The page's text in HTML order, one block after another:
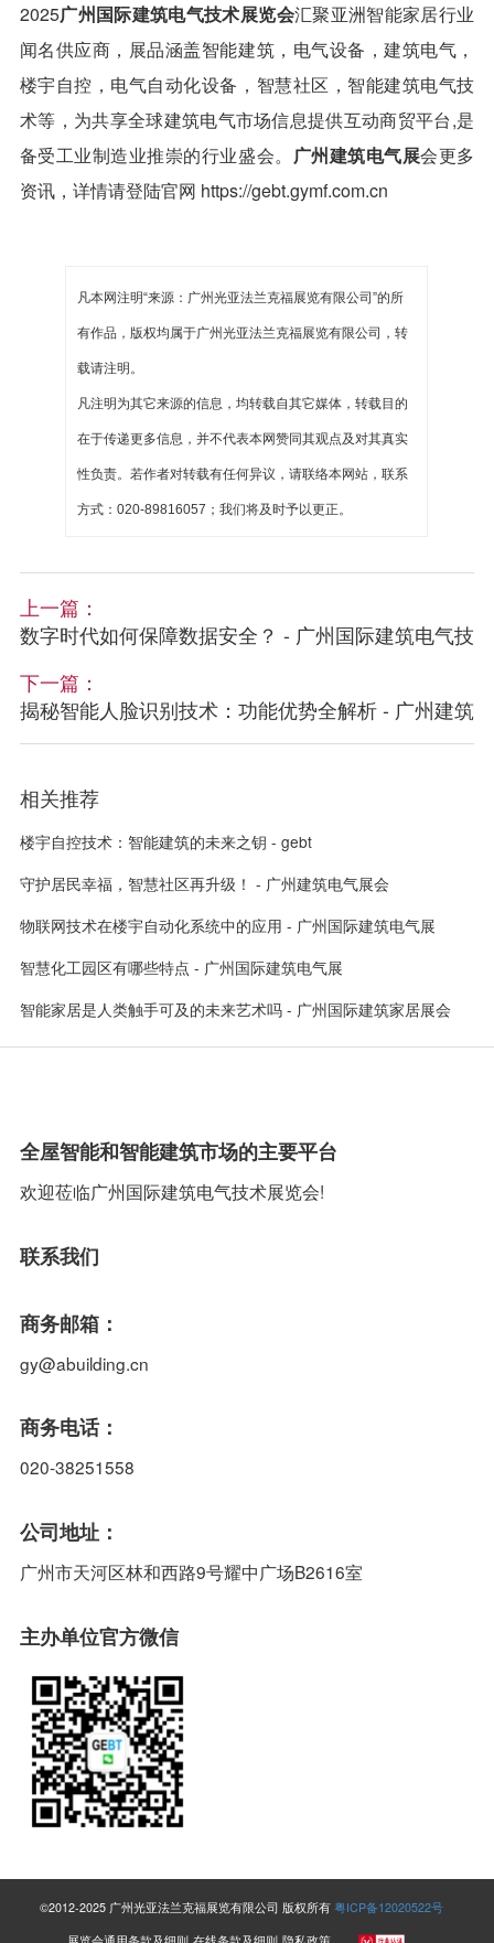
2025广州国际建筑电气技术展览会汇聚亚洲智能家居行业
闻名供应商，展品涵盖智能建筑，电气设备，建筑电气，
楼宇自控，电气自动化设备，智慧社区，智能建筑电气技
术等，为共享全球建筑电气市场信息提供互动商贸平台,是
备受工业制造业推崇的行业盛会。 广州建筑电气展会更多
资讯，详情请登陆官网 https://gebt.gymf.com.cn
凡本网注明“来源：广州光亚法兰克福展览有限公司”的所
有作品，版权均属于广州光亚法兰克福展览有限公司，转
载请注明。
凡注明为其它来源的信息，均转载自其它媒体，转载目的
在于传递更多信息，并不代表本网赞同其观点及对其真实
性负责。若作者对转载有任何异议，请联络本网站，联系
方式：020-89816057；我们将及时予以更正。
上一篇：
数字时代如何保障数据安全？ - 广州国际建筑电气技
下一篇：
揭秘智能人脸识别技术：功能优势全解析 - 广州建筑
相关推荐
楼宇自控技术：智能建筑的未来之钥 - gebt
守护居民幸福，智慧社区再升级！ - 广州建筑电气展会
物联网技术在楼宇自动化系统中的应用 - 广州国际建筑电气展
智慧化工园区有哪些特点 - 广州国际建筑电气展
智能家居是人类触手可及的未来艺术吗 - 广州国际建筑家居展会
全屋智能和智能建筑市场的主要平台
欢迎莅临广州国际建筑电气技术展览会!
联系我们
商务邮箱：
gy@abuilding.cn
商务电话：
020-38251558
公司地址：
广州市天河区林和西路9号耀中广场B2616室
主办单位官方微信
©2012-2025 广州光亚法兰克福展览有限公司 版权所有 粤ICP备12020522号